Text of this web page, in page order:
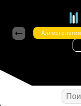
Аллергология